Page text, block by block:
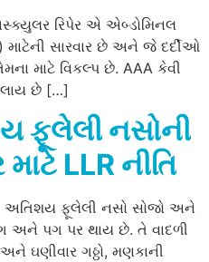
રિપેર એ એબ્ડોમિનલ
સારવાર છે અને જે દર્દીઓ
માટે વિકલ્પ છે. AAA કેવી
છે […]
ફૂલેલી નસોની
LLR નીતિ
અતિશય ફૂલેલી નસો સોજો અને
અને પગ પર થાય છે. તે વાદળી
ઘણીવાર ગઠ્ઠો, મણકાની